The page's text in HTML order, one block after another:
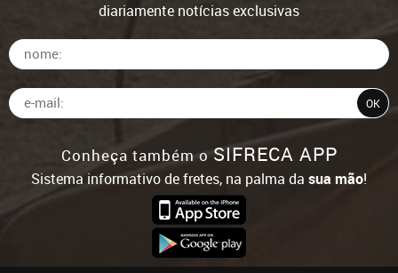
diariamente notícias exclusivas
Conheça também o SIFRECA APP
Sistema informativo de fretes, na palma da sua mão!